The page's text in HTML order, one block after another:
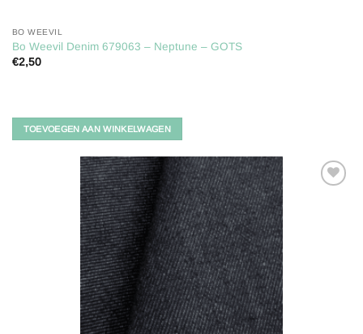
BO WEEVIL
Bo Weevil Denim 679063 – Neptune – GOTS
€2,50
TOEVOEGEN AAN WINKELWAGEN